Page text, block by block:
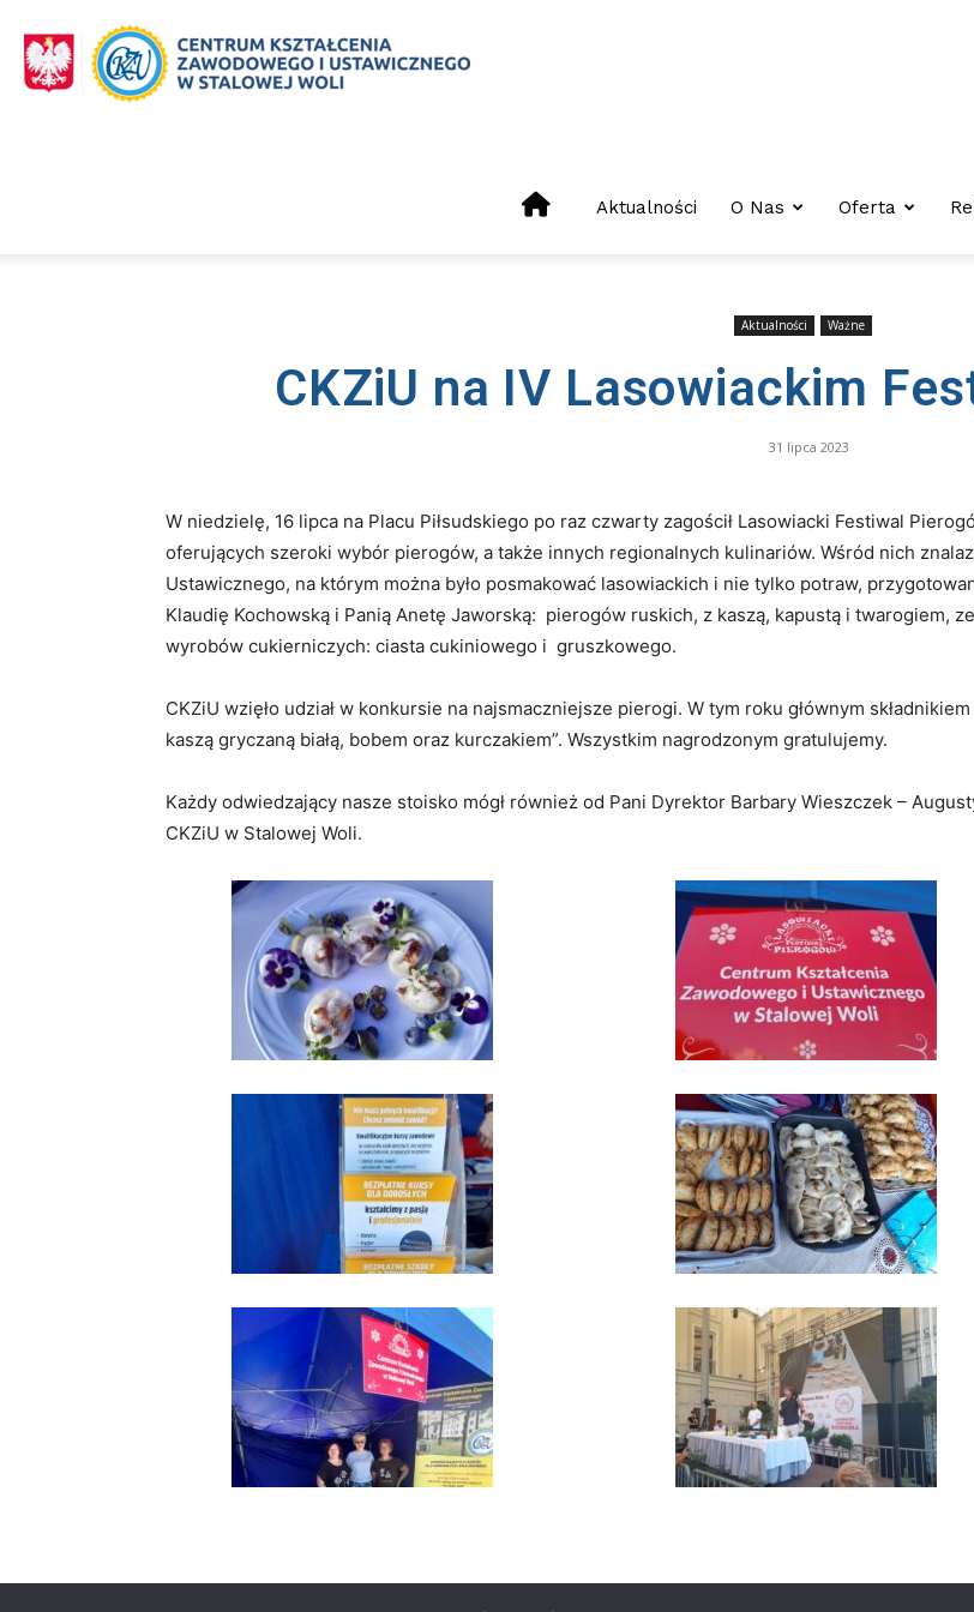
CKZiU
Stalowa
Centrum
Zawodowego
Ustawicznego
Aktualności O Nas Oferta
Aktualności Ważne
CKZiU na IV Lasowiackim
31 lipca 2023
W niedzielę, 16 lipca na Placu Piłsudskiego po raz czwarty zagościł Lasowiacki Festiwal
oferujących szeroki wybór pierogów, a także innych regionalnych kulinariów. Wśród nich
Ustawicznego, na którym można było posmakować lasowiackich i nie tylko potraw,
Klaudię Kochowską i Panią Anetę Jaworską: pierogów ruskich, z kaszą, kapustą i twarogiem,
wyrobów cukierniczych: ciasta cukiniowego i gruszkowego.
CKZiU wzięło udział w konkursie na najsmaczniejsze pierogi. W tym roku głównym
kaszą gryczaną białą, bobem oraz kurczakiem”. Wszystkim nagrodzonym gratulujemy.
Każdy odwiedzający nasze stoisko mógł również od Pani Dyrektor Barbary Wieszczek –
CKZiU w Stalowej Woli.